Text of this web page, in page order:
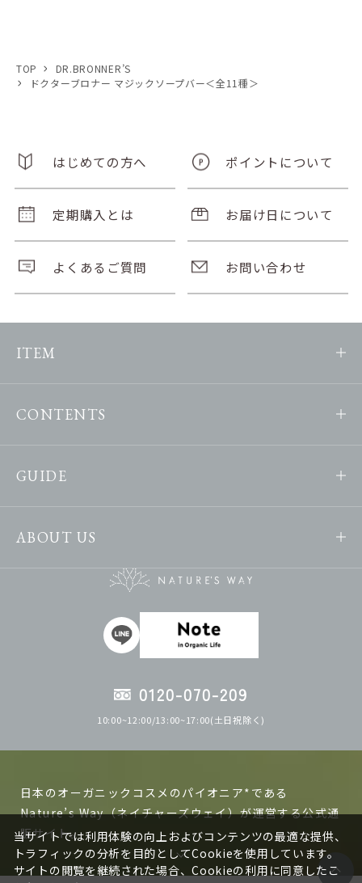
TOP
DR.BRONNER’S
ドクターブロナー マジックソープバー＜全11種＞
はじめての方へ ポイントについて
定期購入とは お届け日について
よくあるご質問 お問い合わせ
ITEM
CONTENTS
GUIDE
ABOUT US
0120-070-209
10:00~12:00/13:00~17:00(土日祝除く)
日本のオーガニックコスメのパイオニア*である
Nature’s Way（ネイチャーズウェイ）が運営する公式通
販サイト。
ネイチャーズウェイの製品は日本で作る、日本人の肌に
当サイトでは利用体験の向上およびコンテンツの最適な提供、
トラフィックの分析を目的としてCookieを使用しています。
サイトの閲覧を継続された場合、Cookieの利用に同意したこ